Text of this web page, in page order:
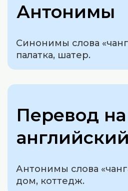
Антонимы
Синонимы слова
палатка, шатер.
Перевод на
Антонимы слова
дом, коттедж.